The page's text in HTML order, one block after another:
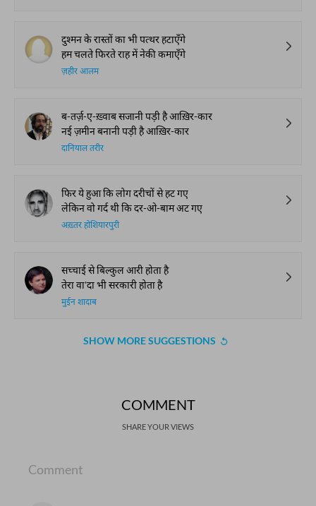
दुश्मन के रास्तों का भी पत्थर हटाएँगे
हम चलते फिरते राह में नेकी कमाएँगे
ज़हीर आलम
ब-तर्ज़-ए-ख़्वाब सजानी पड़ी है आख़िर-कार
नई ज़मीन बनानी पड़ी है आख़िर-कार
दानियाल तरीर
फिर ये हुआ कि लोग दरीचों से हट गए
लेकिन वो गर्द थी कि दर-ओ-बाम अट गए
अख़्तर होशियारपुरी
सच्चाई से बिल्कुल आरी होता है
तेरा वा'दा भी सरकारी होता है
मुईन शादाब
SHOW MORE SUGGESTIONS
COMMENT
SHARE YOUR VIEWS
Comment